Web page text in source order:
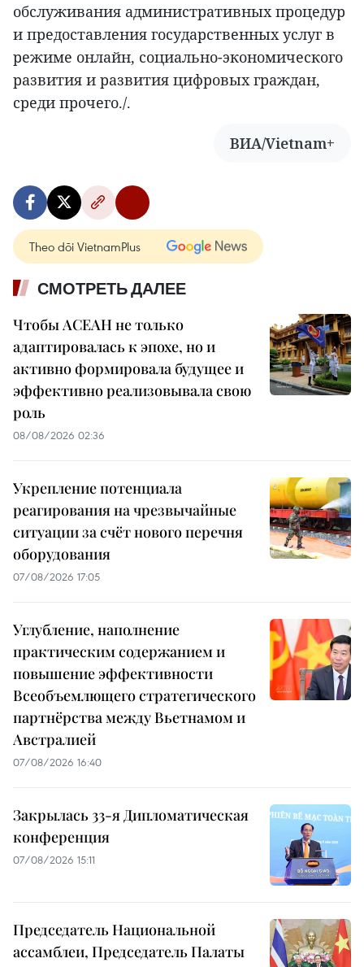
обслуживания административных процедур
и предоставления государственных услуг в
режиме онлайн, социально-экономического
развития и развития цифровых граждан,
среди прочего./.
ВИА/Vietnam+
Theo dõi VietnamPlus
СМОТРЕТЬ ДАЛЕЕ
Чтобы АСЕАН не только
адаптировалась к эпохе, но и
активно формировала будущее и
эффективно реализовывала свою
роль
08/08/2026 02:36
Укрепление потенциала
реагирования на чрезвычайные
ситуации за счёт нового перечня
оборудования
07/08/2026 17:05
Углубление, наполнение
практическим содержанием и
повышение эффективности
Всеобъемлющего стратегического
партнёрства между Вьетнамом и
Австралией
07/08/2026 16:40
Закрылась 33-я Дипломатическая
конференция
07/08/2026 15:11
Председатель Национальной
ассамблеи, Председатель Палаты